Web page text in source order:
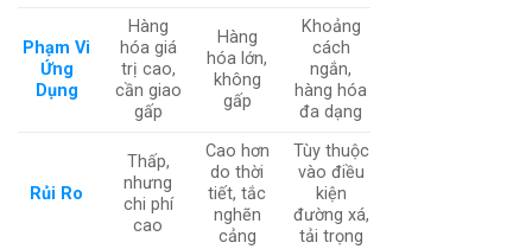
Phạm Vi
Ứng
Dụng
Hàng
hóa giá
trị cao,
cần giao
gấp
Hàng
hóa lớn,
không
gấp
Khoảng
cách
ngắn,
hàng hóa
đa dạng
Rủi Ro
Thấp,
nhưng
chi phí
cao
Cao hơn
do thời
tiết, tắc
nghẽn
cảng
Tùy thuộc
vào điều
kiện
đường xá,
tải trọng